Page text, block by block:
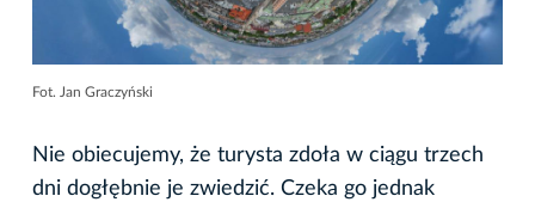
Fot. Jan Graczyński
Nie obiecujemy, że turysta zdoła w ciągu trzech
dni dogłębnie je zwiedzić. Czeka go jednak